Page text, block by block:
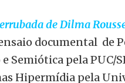
de Dilma
documental de
Semiótica pela PUC/
Hipermídia pela